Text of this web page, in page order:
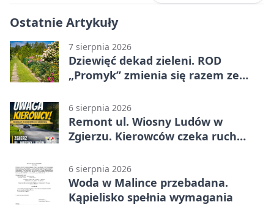
Ostatnie Artykuły
7 sierpnia 2026
Dziewięć dekad zieleni. ROD
„Promyk” zmienia się razem ze
6 sierpnia 2026
Remont ul. Wiosny Ludów w
Zgierzu. Kierowców czeka ruch
6 sierpnia 2026
Woda w Malince przebadana.
Kąpielisko spełnia wymagania